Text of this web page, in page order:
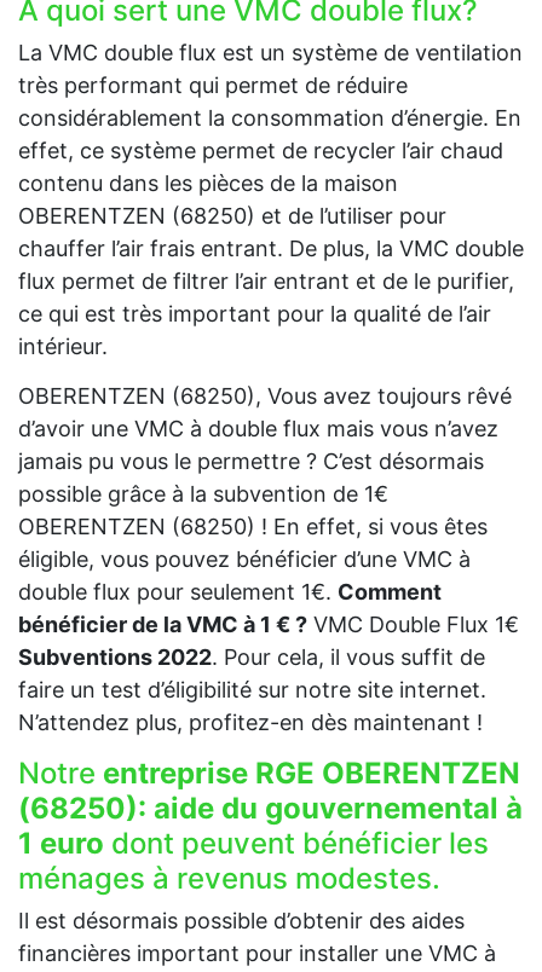
A quoi sert une VMC double flux?
La VMC double flux est un système de ventilation
très performant qui permet de réduire
considérablement la consommation d’énergie. En
effet, ce système permet de recycler l’air chaud
contenu dans les pièces de la maison
OBERENTZEN (68250) et de l’utiliser pour
chauffer l’air frais entrant. De plus, la VMC double
flux permet de filtrer l’air entrant et de le purifier,
ce qui est très important pour la qualité de l’air
intérieur.
OBERENTZEN (68250), Vous avez toujours rêvé
d’avoir une VMC à double flux mais vous n’avez
jamais pu vous le permettre ? C’est désormais
possible grâce à la subvention de 1€
OBERENTZEN (68250) ! En effet, si vous êtes
éligible, vous pouvez bénéficier d’une VMC à
double flux pour seulement 1€. Comment
bénéficier de la VMC à 1 € ? VMC Double Flux 1€
Subventions 2022. Pour cela, il vous suffit de
faire un test d’éligibilité sur notre site internet.
N’attendez plus, profitez-en dès maintenant !
Notre entreprise RGE OBERENTZEN
(68250): aide du gouvernemental à
1 euro dont peuvent bénéficier les
ménages à revenus modestes.
Il est désormais possible d’obtenir des aides
financières important pour installer une VMC à